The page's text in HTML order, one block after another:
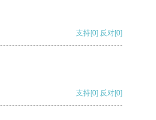
支持[0] 反对[0]
支持[0] 反对[0]